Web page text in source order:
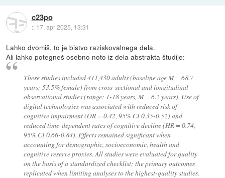
c23po
:: 17. apr 2025, 13:31
Lahko dvomiš, to je bistvo raziskovalnega dela.
Ali lahko potegneš osebno noto iz dela abstrakta študije:
These studies included 411,430 adults (baseline age M = 68.7
years; 53.5% female) from cross-sectional and longitudinal
observational studies (range: 1-18 years, M = 6.2 years). Use of
digital technologies was associated with reduced risk of
cognitive impairment (OR = 0.42, 95% CI 0.35-0.52) and
reduced time-dependent rates of cognitive decline (HR = 0.74,
95% CI 0.66-0.84). Effects remained significant when
accounting for demographic, socioeconomic, health and
cognitive reserve proxies. All studies were evaluated for quality
on the basis of a standardized checklist; the primary outcomes
replicated when limiting analyses to the highest-quality studies.